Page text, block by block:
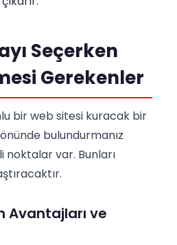
Seçerken
Gerekenler
bir web sitesi kuracak bir
bulundurmanız
noktalar var. Bunları
Avantajları ve